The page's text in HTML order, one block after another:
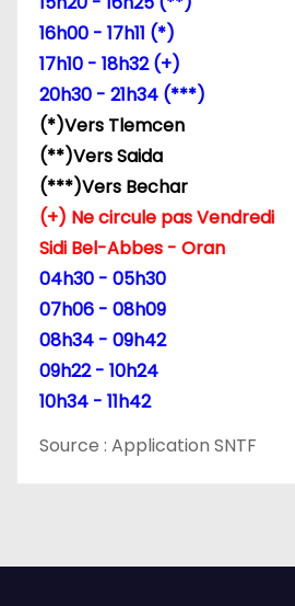
16h00 - 17h11 (*)
17h10 - 18h32 (+)
20h30 - 21h34 (***)
(*)Vers Tlemcen
(**)Vers Saida
(***)Vers Bechar
(+) Ne circule pas Vendredi
Sidi Bel-Abbes - Oran
04h30 - 05h30
07h06 - 08h09
08h34 - 09h42
09h22 - 10h24
10h34 - 11h42
Source : Application SNTF